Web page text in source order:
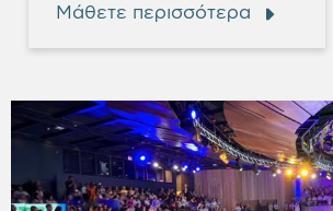
Μάθετε περισσότερα